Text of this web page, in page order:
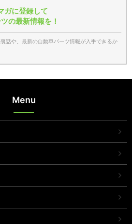
ガに登録して
の最新情報を！
話や、最新の自動車パーツ情報が入手できるか
Menu